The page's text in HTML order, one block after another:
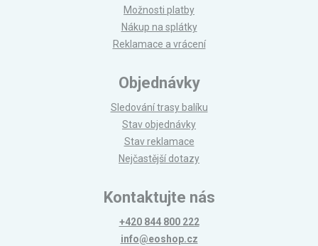
Možnosti platby
Nákup na splátky
Reklamace a vrácení
Objednávky
Sledování trasy balíku
Stav objednávky
Stav reklamace
Nejčastější dotazy
Kontaktujte nás
+420 844 800 222
info@eoshop.cz